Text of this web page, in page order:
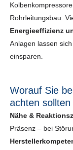
Rohrleitungsbau.
Energieeffizienz
Anlagen lassen
einsparen.
Worauf Sie
achten sollten
Nähe &
Präsenz – bei